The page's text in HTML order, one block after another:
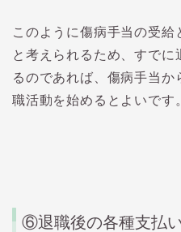
このように傷病手当の受給
と考えられるため、すでに
るのであれば、傷病手当
職活動を始めるとよいです。
⑥退職後の各種支払